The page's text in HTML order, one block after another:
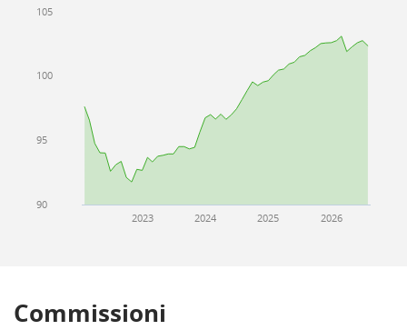
2023 2024 2025 2026
90
95
100
105
Commissioni